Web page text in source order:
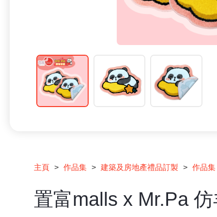
主頁 > 作品集 > 建築及房地產禮品訂製 > 作品集
置富malls x Mr.Pa